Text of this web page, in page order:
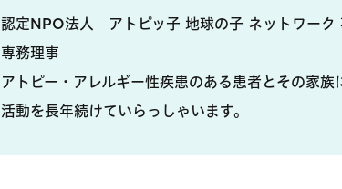
認定NPO法人 アトピッ子 地球の子 ネットワーク
専務理事
アトピー・アレルギー性疾患のある患者とその家族
活動を長年続けていらっしゃいます。